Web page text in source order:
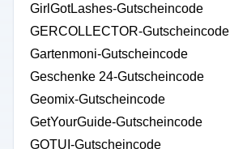
GirlGotLashes-Gutscheincode
GERCOLLECTOR-Gutscheincode
Gartenmoni-Gutscheincode
Geschenke 24-Gutscheincode
Geomix-Gutscheincode
GetYourGuide-Gutscheincode
GOTUI-Gutscheincode